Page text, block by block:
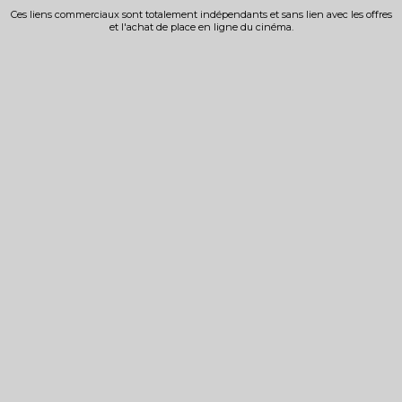
Ces liens commerciaux sont totalement indépendants et sans lien avec les offres
et l'achat de place en ligne du cinéma.